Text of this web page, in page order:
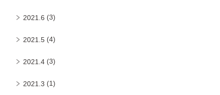
2021.6 (3)
2021.5 (4)
2021.4 (3)
2021.3 (1)